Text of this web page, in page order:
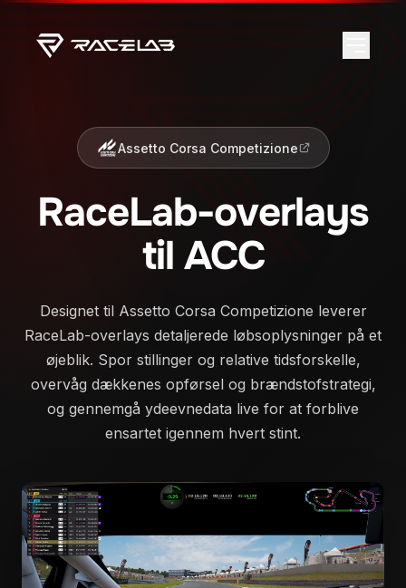
Assetto Corsa Competizione
RaceLab-overlays
til ACC
Designet til Assetto Corsa Competizione leverer
RaceLab-overlays detaljerede løbsoplysninger på et
øjeblik. Spor stillinger og relative tidsforskelle,
overvåg dækkenes opførsel og brændstofstrategi,
og gennemgå ydeevnedata live for at forblive
ensartet igennem hvert stint.